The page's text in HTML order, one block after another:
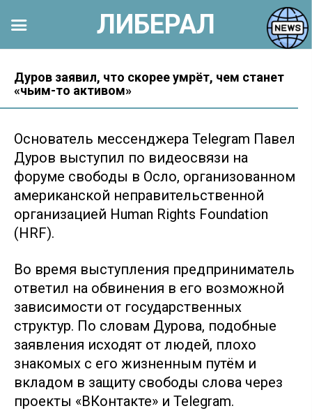
контенту
Дуров заявил, что скорее умрёт, чем станет
«чьим-то активом»
Основатель мессенджера Telegram Павел
Дуров выступил по видеосвязи на
форуме свободы в Осло, организованном
американской неправительственной
организацией Human Rights Foundation
(HRF).
Во время выступления предприниматель
ответил на обвинения в его возможной
зависимости от государственных
структур. По словам Дурова, подобные
заявления исходят от людей, плохо
знакомых с его жизненным путём и
вкладом в защиту свободы слова через
проекты «ВКонтакте» и Telegram.
ЛИБЕРАЛ